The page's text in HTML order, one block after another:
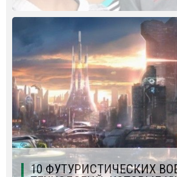
10 ФУТУРИСТИЧЕСКИХ